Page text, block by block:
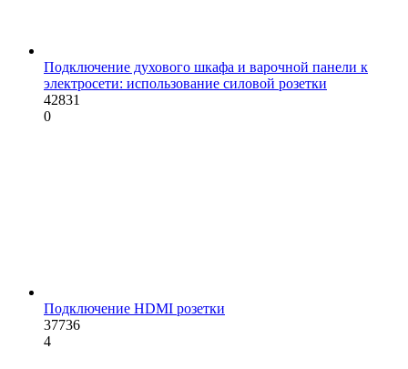
Подключение духового шкафа и варочной панели к
электросети: использование силовой розетки
42831
0
Подключение HDMI розетки
37736
4